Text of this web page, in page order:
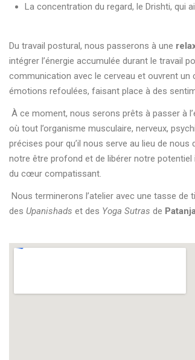
La concentration du regard, le Drishti, qui
Du travail postural, nous passerons à une
intégrer l’énergie accumulée durant le travail
communication avec le cerveau et ouvrent
émotions refoulées, faisant place à des
À ce moment, nous serons prêts à passer à
où tout l’organisme musculaire, nerveux,
précises pour qu’il nous serve au lieu de
notre être profond et de libérer notre potentiel
du cœur compatissant.
Nous terminerons l’atelier avec une tasse
des Upanishads et des Yoga Sutras de